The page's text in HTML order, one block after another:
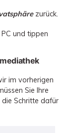
zurück.
und tippen
im vorherigen
Sie Ihre
die Schritte dafür